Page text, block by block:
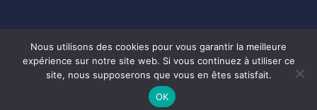
• Construit avec
Nous utilisons des cookies pour vous garantir la meilleure
expérience sur notre site web. Si vous continuez à utiliser ce
site, nous supposerons que vous en êtes satisfait.
OK